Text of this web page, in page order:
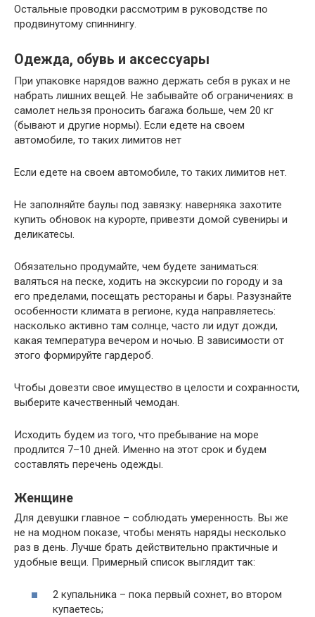
Остальные проводки рассмотрим в руководстве по
продвинутому спиннингу.
Одежда, обувь и аксессуары
При упаковке нарядов важно держать себя в руках и не
набрать лишних вещей. Не забывайте об ограничениях: в
самолет нельзя проносить багажа больше, чем 20 кг
(бывают и другие нормы). Если едете на своем
автомобиле, то таких лимитов нет
Если едете на своем автомобиле, то таких лимитов нет.
Не заполняйте баулы под завязку: наверняка захотите
купить обновок на курорте, привезти домой сувениры и
деликатесы.
Обязательно продумайте, чем будете заниматься:
валяться на песке, ходить на экскурсии по городу и за
его пределами, посещать рестораны и бары. Разузнайте
особенности климата в регионе, куда направляетесь:
насколько активно там солнце, часто ли идут дожди,
какая температура вечером и ночью. В зависимости от
этого формируйте гардероб.
Чтобы довезти свое имущество в целости и сохранности,
выберите качественный чемодан.
Исходить будем из того, что пребывание на море
продлится 7–10 дней. Именно на этот срок и будем
составлять перечень одежды.
Женщине
Для девушки главное – соблюдать умеренность. Вы же
не на модном показе, чтобы менять наряды несколько
раз в день. Лучше брать действительно практичные и
удобные вещи. Примерный список выглядит так:
2 купальника – пока первый сохнет, во втором
купаетесь;